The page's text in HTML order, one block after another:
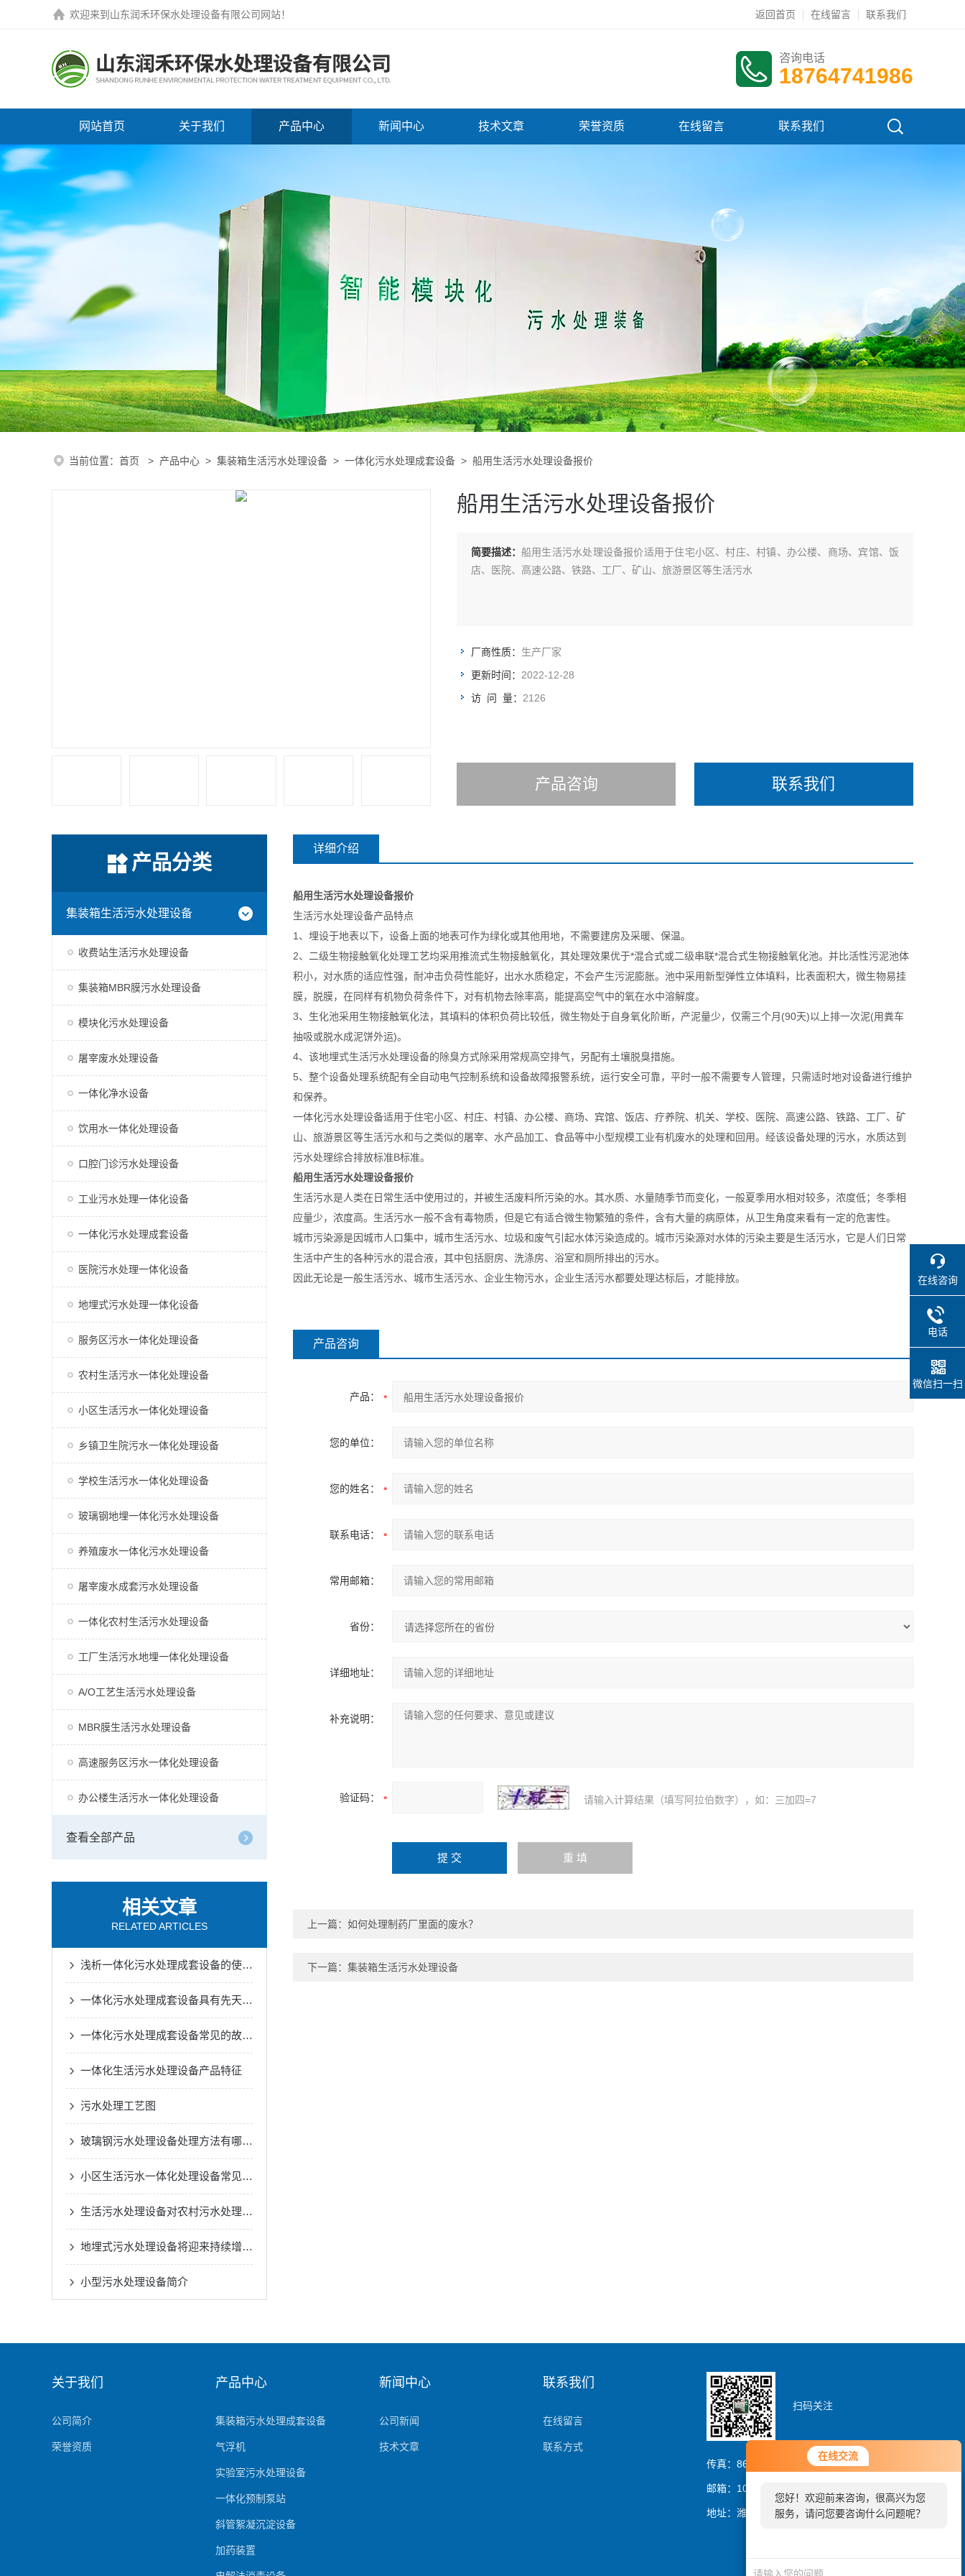
在线交流
您好！欢迎前来咨询，很高兴为您
服务，请问您要咨询什么问题呢？
您好，看您停留很久了，是否找到
了需求产品，您可以直接在线与我
在线交流
您好！欢迎前来咨询，很高兴为您
服务，请问您要咨询什么问题呢？
欢迎来到 山东润禾环保水处理设备有限公司网站！ 返回首页 在线留言 联系我们
咨询电话
18764741986
网站首页 关于我们 产品中心 新闻中心 技术文章 荣誉资质 在线留言 联系我们
当前位置： 首页 > 产品中心 > 集装箱生活污水处理设备 > 一体化污水处理成套设备 > 船用生活污水处理设备报价
船用生活污水处理设备报价
简要描述： 船用生活污水处理设备报价适用于住宅小区、村庄、村镇、办公楼、商场、宾馆、饭
店、医院、高速公路、铁路、工厂、矿山、旅游景区等生活污水
厂商性质： 生产厂家
更新时间： 2022-12-28
访 问 量： 2126
产品咨询 联系我们
产品分类
集装箱生活污水处理设备
收费站生活污水处理设备
集装箱MBR膜污水处理设备
模块化污水处理设备
屠宰废水处理设备
一体化净水设备
饮用水一体化处理设备
口腔门诊污水处理设备
工业污水处理一体化设备
一体化污水处理成套设备
医院污水处理一体化设备
地埋式污水处理一体化设备
服务区污水一体化处理设备
农村生活污水一体化处理设备
小区生活污水一体化处理设备
乡镇卫生院污水一体化处理设备
学校生活污水一体化处理设备
玻璃钢地埋一体化污水处理设备
养殖废水一体化污水处理设备
屠宰废水成套污水处理设备
一体化农村生活污水处理设备
工厂生活污水地埋一体化处理设备
A/O工艺生活污水处理设备
MBR膜生活污水处理设备
高速服务区污水一体化处理设备
办公楼生活污水一体化处理设备
查看全部产品
相关文章
RELATED ARTICLES
浅析一体化污水处理成套设备的使用原则
一体化污水处理成套设备具有先天的技术优势
一体化污水处理成套设备常见的故障检查
一体化生活污水处理设备产品特征
污水处理工艺图
玻璃钢污水处理设备处理方法有哪些？
小区生活污水一体化处理设备常见的故障有哪些
生活污水处理设备对农村污水处理效果如何
地埋式污水处理设备将迎来持续增长的发展新机遇
小型污水处理设备简介
详细介绍
船用生活污水处理设备报价
生活污水处理设备产品特点
1、埋设于地表以下，设备上面的地表可作为绿化或其他用地，不需要建房及采暖、保温。
2、二级生物接触氧化处理工艺均采用推流式生物接触氧化，其处理效果优于*混合式或二级串联*混合式生物接触氧化池。并比活性污泥池体
积小，对水质的适应性强，耐冲击负荷性能好，出水水质稳定，不会产生污泥膨胀。池中采用新型弹性立体填料，比表面积大，微生物易挂
膜，脱膜，在同样有机物负荷条件下，对有机物去除率高，能提高空气中的氧在水中溶解度。
3、生化池采用生物接触氧化法，其填料的体积负荷比较低，微生物处于自身氧化阶断，产泥量少，仅需三个月(90天)以上排一次泥(用粪车
抽吸或脱水成泥饼外运)。
4、该地埋式生活污水处理设备的除臭方式除采用常规高空排气，另配有土壤脱臭措施。
5、整个设备处理系统配有全自动电气控制系统和设备故障报警系统，运行安全可靠，平时一般不需要专人管理，只需适时地对设备进行维护
和保养。
一体化污水处理设备适用于住宅小区、村庄、村镇、办公楼、商场、宾馆、饭店、疗养院、机关、学校、医院、高速公路、铁路、工厂、矿
山、旅游景区等生活污水和与之类似的屠宰、水产品加工、食品等中小型规模工业有机废水的处理和回用。经该设备处理的污水，水质达到
污水处理综合排放标准B标准。
船用生活污水处理设备报价
生活污水是人类在日常生活中使用过的，并被生活废料所污染的水。其水质、水量随季节而变化，一般夏季用水相对较多，浓度低；冬季相
应量少，浓度高。生活污水一般不含有毒物质，但是它有适合微生物繁殖的条件，含有大量的病原体，从卫生角度来看有一定的危害性。
城市污染源是因城市人口集中，城市生活污水、垃圾和废气引起水体污染造成的。城市污染源对水体的污染主要是生活污水，它是人们日常
生活中产生的各种污水的混合液，其中包括厨房、洗涤房、浴室和厕所排出的污水。
因此无论是一般生活污水、城市生活污水、企业生物污水，企业生活污水都要处理达标后，才能排放。
产品咨询
产品：
您的单位：
您的姓名：
联系电话：
常用邮箱：
省份：
详细地址：
补充说明：
验证码： 请输入计算结果（填写阿拉伯数字），如：三加四=7
上一篇： 如何处理制药厂里面的废水？
下一篇： 集装箱生活污水处理设备
关于我们
公司简介
荣誉资质
产品中心
集装箱污水处理成套设备
气浮机
实验室污水处理设备
一体化预制泵站
斜管絮凝沉淀设备
加药装置
新闻中心
公司新闻
技术文章
联系我们
在线留言
联系方式
扫码关注
传真：86-0536-8329837
邮箱：1054064394@qq.com
地址：潍坊市潍城区曼哈顿大厦
在线咨询
电话
微信扫一扫